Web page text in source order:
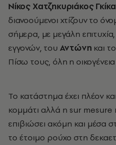
Νίκος Χατζηκυριάκος
διανοούμενοι χτίζουν το
σήμερα, με μεγάλη
εγγονών, του Αντώνη και
Πίσω τους, όλη η οικογένεια
Το κατάστημα έχει πλέον και το δικό του pret-a-porter
κομμάτι αλλά η sur
επιβιώσει ακόμη και μέσα
το έτοιμο ρούχο στη